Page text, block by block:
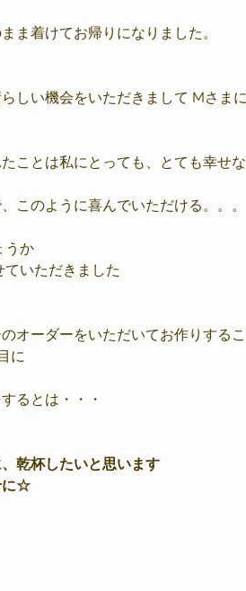
ま着けてお帰りになりました。
しい機会をいただきまして Mさま
ことは私にとっても、とても幸せ
このように喜んでいただける。。。
うか
いただきました
オーダーをいただいてお作りする
に
るとは・・・
乾杯したいと思います
に☆